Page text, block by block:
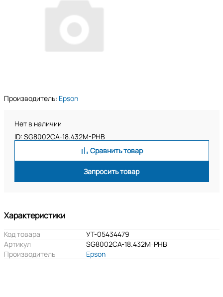
Производитель: Epson
Нет в наличии
ID: SG8002CA-18.432M-PHB
Сравнить товар
Запросить товар
Характеристики
Код товара
УТ-05434479
Артикул
SG8002CA-18.432M-PHB
Производитель
Epson